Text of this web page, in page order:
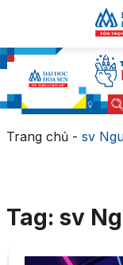
Trang chủ- sv
Tag: sv